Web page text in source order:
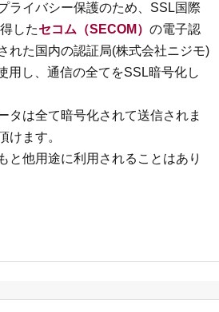
ライバシー保護のため、SSL国際
したセコム（SECOM） の電子認
れた国内の認証局(株式会社ニジモ)
用し、通信の全てをSSL暗号化し
タは全て暗号化されて送信されま
けます。
と他用途に利用されることはあり